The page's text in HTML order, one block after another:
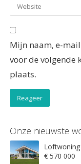
Mijn naam, e-
voor de volgende
plaats.
Onze nieuwste
€ 570 000